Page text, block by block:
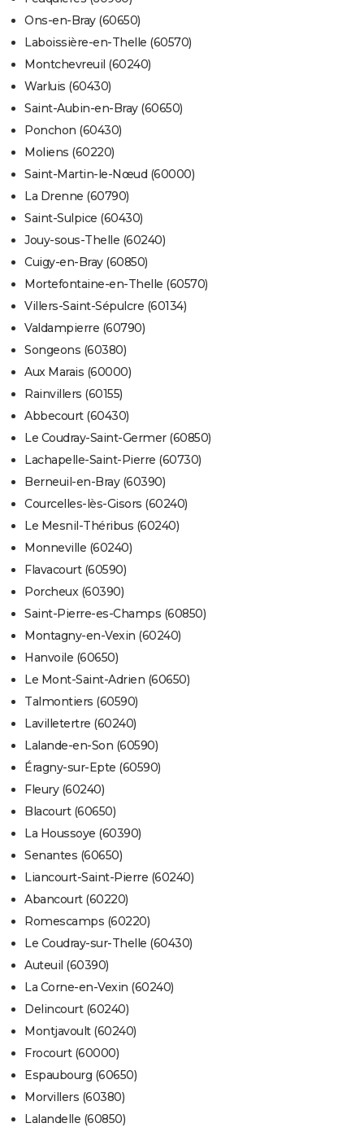
Ons-en-Bray (60650)
Laboissière-en-Thelle (60570)
Montchevreuil (60240)
Warluis (60430)
Saint-Aubin-en-Bray (60650)
Ponchon (60430)
Moliens (60220)
Saint-Martin-le-Nœud (60000)
La Drenne (60790)
Saint-Sulpice (60430)
Jouy-sous-Thelle (60240)
Cuigy-en-Bray (60850)
Mortefontaine-en-Thelle (60570)
Villers-Saint-Sépulcre (60134)
Valdampierre (60790)
Songeons (60380)
Aux Marais (60000)
Rainvillers (60155)
Abbecourt (60430)
Le Coudray-Saint-Germer (60850)
Lachapelle-Saint-Pierre (60730)
Berneuil-en-Bray (60390)
Courcelles-lès-Gisors (60240)
Le Mesnil-Théribus (60240)
Monneville (60240)
Flavacourt (60590)
Porcheux (60390)
Saint-Pierre-es-Champs (60850)
Montagny-en-Vexin (60240)
Hanvoile (60650)
Le Mont-Saint-Adrien (60650)
Talmontiers (60590)
Lavilletertre (60240)
Lalande-en-Son (60590)
Éragny-sur-Epte (60590)
Fleury (60240)
Blacourt (60650)
La Houssoye (60390)
Senantes (60650)
Liancourt-Saint-Pierre (60240)
Abancourt (60220)
Romescamps (60220)
Le Coudray-sur-Thelle (60430)
Auteuil (60390)
La Corne-en-Vexin (60240)
Delincourt (60240)
Montjavoult (60240)
Frocourt (60000)
Espaubourg (60650)
Morvillers (60380)
Lalandelle (60850)